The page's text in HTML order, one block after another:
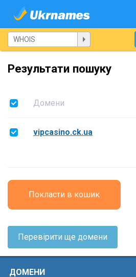
Результати пошуку
Домени
vipcasino.ck.ua
Покласти в кошик
Перевірити ще домени
ДОМЕНИ